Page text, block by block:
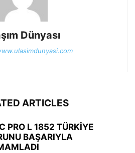
Dünyası
ARTICLES
PRO L 1852 TÜRKİYE
BAŞARIYLA